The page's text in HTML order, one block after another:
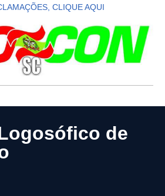
CLIQUE AQUI
de